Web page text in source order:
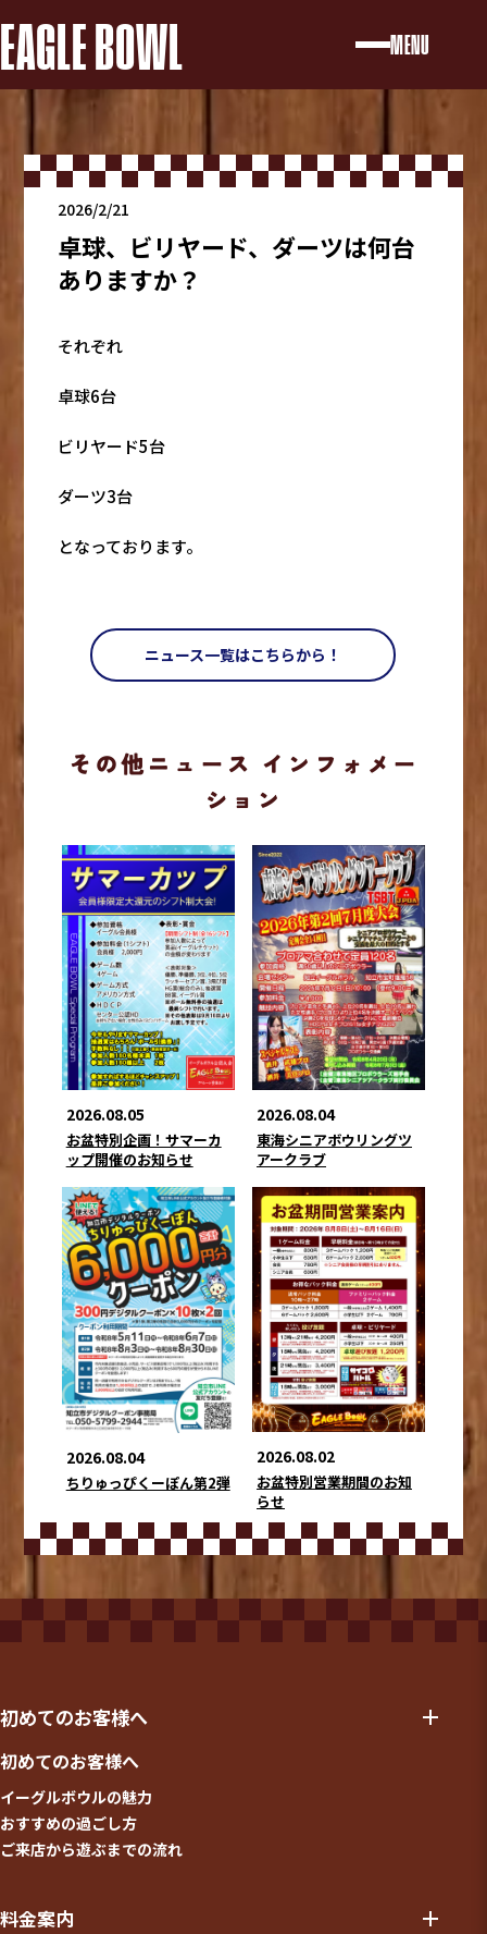
EAGLE BOWL MENU
2026/2/21
卓球、ビリヤード、ダーツは何台
ありますか？
それぞれ
卓球6台
ビリヤード5台
ダーツ3台
となっております。
ニュース一覧はこちらから！
その他ニュース インフォメー
ション
2026.08.05
お盆特別企画！サマーカ
ップ開催のお知らせ
2026.08.04
東海シニアボウリングツ
アークラブ
2026.08.04
ちりゅっぴくーぽん第2弾
2026.08.02
お盆特別営業期間のお知
らせ
初めてのお客様へ
初めてのお客様へ
イーグルボウルの魅力
おすすめの過ごし方
ご来店から遊ぶまでの流れ
料金案内